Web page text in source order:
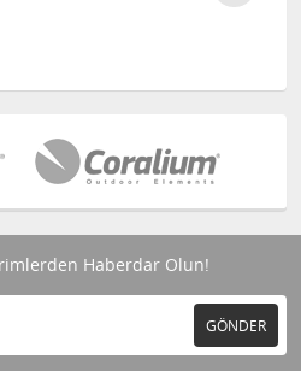
Haberdar Olun!
GÖNDER